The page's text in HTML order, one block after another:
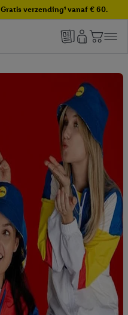
verzending¹ vanaf € 60.